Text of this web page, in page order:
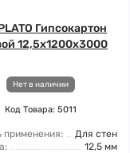
Гипсокартон
12,5x1200x3000
Нет в наличии
Код Товара: 5011
применения:
Для стен
12,5 мм